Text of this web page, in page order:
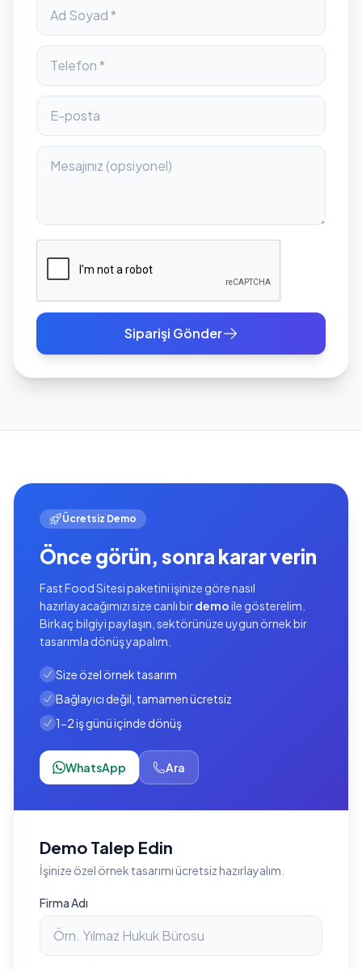
Siparişi Gönder
Ücretsiz Demo
Önce görün, sonra karar verin
Fast Food Sitesi paketini işinize göre nasıl
hazırlayacağımızı size canlı birdemoile gösterelim.
Birkaç bilgiyi paylaşın, sektörünüze uygun örnek bir
tasarımla dönüş yapalım.
Size özel örnek tasarım
Bağlayıcı değil, tamamen ücretsiz
1-2 iş günü içinde dönüş
WhatsApp Ara
Demo Talep Edin
İşinize özel örnek tasarımı ücretsiz hazırlayalım.
Firma Adı